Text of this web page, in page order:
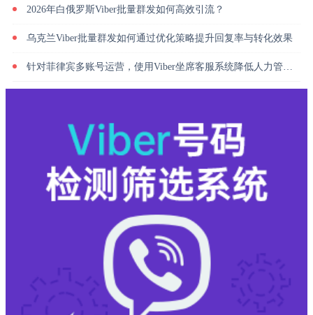
2026年白俄罗斯Viber批量群发如何高效引流？
乌克兰Viber批量群发如何通过优化策略提升回复率与转化效果
针对菲律宾多账号运营，使用Viber坐席客服系统降低人力管理成本